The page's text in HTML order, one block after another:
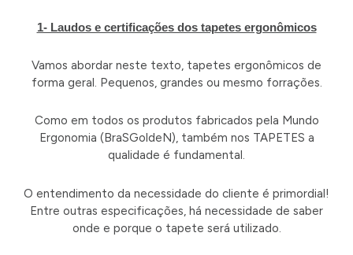
1- Laudos e certificações dos tapetes ergonômicos
Vamos abordar neste texto, tapetes ergonômicos de
forma geral. Pequenos, grandes ou mesmo forrações.
Como em todos os produtos fabricados pela Mundo
Ergonomia (BraSGoldeN), também nos TAPETES a
qualidade é fundamental.
O entendimento da necessidade do cliente é primordial!
Entre outras especificações, há necessidade de saber
onde e porque o tapete será utilizado.